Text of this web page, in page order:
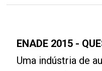
ENADE 2015 -
Uma indústria de